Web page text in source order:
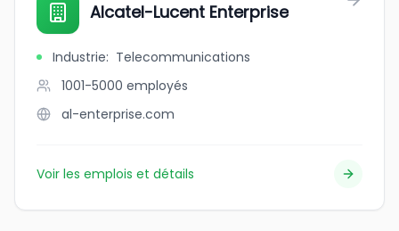
Alcatel-Lucent Enterprise
Industrie: Telecommunications
1001-5000 employés
al-enterprise.com
Voir les emplois et détails